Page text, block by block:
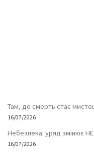
Там, де смерть стає
16/07/2026
Небезпека: уряд змінює
16/07/2026